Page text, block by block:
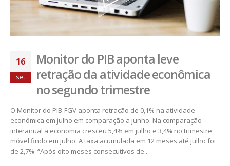
16
set
Monitor do PIB aponta leve
retração da atividade econômica
no segundo trimestre
O Monitor do PIB-FGV aponta retração de 0,1% na atividade
econômica em julho em comparação a junho. Na comparação
interanual a economia cresceu 5,4% em julho e 3,4% no trimestre
móvel findo em julho. A taxa acumulada em 12 meses até julho foi
de 2,7%. “Após oito meses consecutivos de...